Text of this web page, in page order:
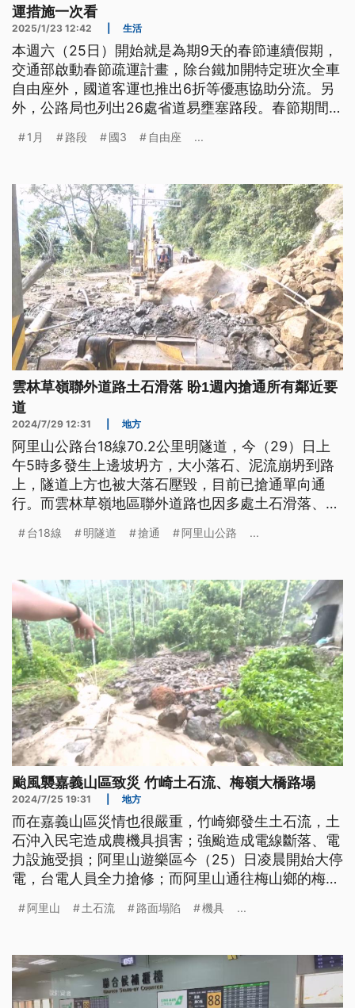
運措施一次看
2025/1/23 12:42 生活
本週六（25日）開始就是為期9天的春節連續假期，
交通部啟動春節疏運計畫，除台鐵加開特定班次全車
自由座外，國道客運也推出6折等優惠協助分流。另
外，公路局也列出26處省道易壅塞路段。春節期間哪
疏運規劃？《公視新聞網》為您重點整理。
1月 路段 國3 自由座 ...
雲林草嶺聯外道路土石滑落 盼1週內搶通所有鄰近要
道
2024/7/29 12:31 地方
阿里山公路台18線70.2公里明隧道，今（29）日上
午5時多發生上邊坡坍方，大小落石、泥流崩坍到路
上，隧道上方也被大落石壓毀，目前已搶通單向通
行。而雲林草嶺地區聯外道路也因多處土石滑落、樹
鄉公所加派契約廠商進駐搶修，希望一週內搶通所有
台18線 明隧道 搶通 阿里山公路 ...
颱風襲嘉義山區致災 竹崎土石流、梅嶺大橋路塌
2024/7/25 19:31 地方
而在嘉義山區災情也很嚴重，竹崎鄉發生土石流，土
石沖入民宅造成農機具損害；強颱造成電線斷落、電
力設施受損；阿里山遊樂區今（25）日凌晨開始大停
電，台電人員全力搶修；而阿里山通往梅山鄉的梅嶺
阿里山 土石流 路面塌陷 機具 ...